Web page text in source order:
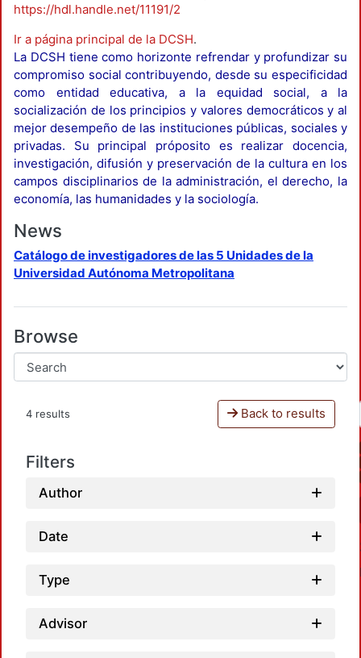
https://hdl.handle.net/11191/2
Ir a página principal de la DCSH.
La DCSH tiene como horizonte refrendar y profundizar su
compromiso social contribuyendo, desde su especificidad
como entidad educativa, a la equidad social, a la
socialización de los principios y valores democráticos y al
mejor desempeño de las instituciones públicas, sociales y
privadas. Su principal próposito es realizar docencia,
investigación, difusión y preservación de la cultura en los
campos disciplinarios de la administración, el derecho, la
economía, las humanidades y la sociología.
News
Catálogo de investigadores de las 5 Unidades de la
Universidad Autónoma Metropolitana
Browse
4 results Back to results
Filters
Author
Date
Type
Advisor